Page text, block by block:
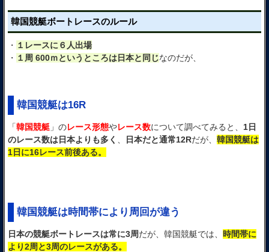
韓国競艇ボートレースのルール
・ １レースに６人出場
・ １周 600ｍというところは日本と同じなのだが、
韓国競艇は16R
「韓国競艇 」のレース形態やレース数について調べてみると、 1日
のレース数は日本よりも多く
日本だと通常12Rだが、 韓国競艇は
1日に16レース前後ある。
韓国競艇は時間帯により周回が違う
日本の競艇ボートレースは常に3周だが、韓国競艇では、 時間帯に
より2周と3周のレースがある。